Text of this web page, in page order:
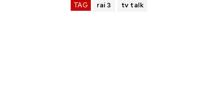
TAG rai 3 tv talk